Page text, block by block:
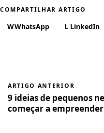
COMPARTILHAR ARTIGO
WWhatsApp L LinkedIn
ARTIGO ANTERIOR
9 ideias de pequenos
começar a